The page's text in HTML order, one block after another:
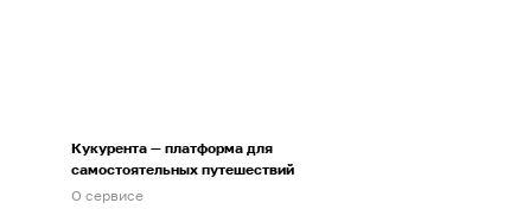
Кукурента — платформа для
самостоятельных путешествий
О сервисе